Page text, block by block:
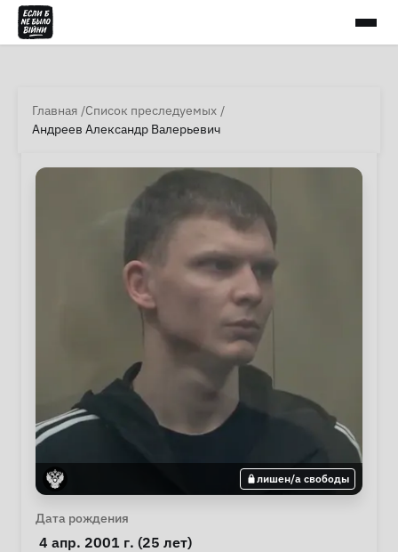
Главная Список преследуемых
Андреев Александр Валерьевич
лишен/а свободы
Личная информация
Дата рождения
4 апр. 2001 г. (25 лет)